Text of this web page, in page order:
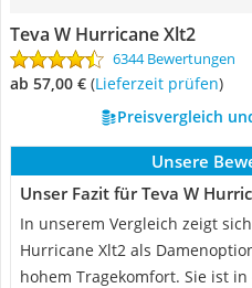
Teva W Hurricane Xlt2
6344 Bewertungen
ab 57,00 € (Lieferzeit prüfen)
Preisvergleich
Unsere
Unser Fazit für Teva W
In unserem Vergleich zeigt
Hurricane Xlt2 als
hohem Tragekomfort. Sie ist